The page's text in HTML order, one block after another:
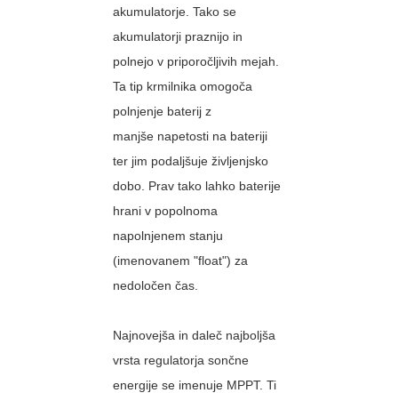
akumulatorje. Tako se
akumulatorji praznijo in
polnejo v priporočljivih mejah.
Ta tip krmilnika omogoča
polnjenje baterij z
manjše napetosti na bateriji
ter jim podaljšuje življenjsko
dobo. Prav tako lahko baterije
hrani v popolnoma
napolnjenem stanju
(imenovanem "float") za
nedoločen čas.
Najnovejša in daleč najboljša
vrsta regulatorja sončne
energije se imenuje MPPT. Ti